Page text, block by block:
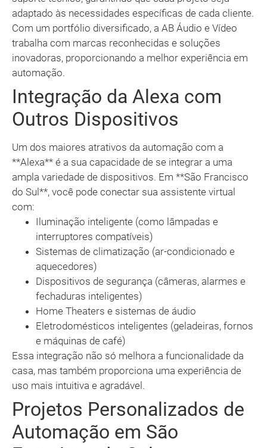
adaptado às necessidades específicas de cada cliente.
Com um portfólio diversificado, a AB Áudio e Vídeo
trabalha com marcas reconhecidas e soluções
inovadoras, proporcionando a melhor experiência em
automação.
Integração da Alexa com
Outros Dispositivos
Um dos maiores atrativos da automação com a
**Alexa** é a sua capacidade de se integrar a uma
ampla variedade de dispositivos. Em **São Francisco
do Sul**, você pode conectar sua assistente virtual
com:
Iluminação inteligente (como lâmpadas e
interruptores compatíveis)
Sistemas de climatização (ar-condicionado e
aquecedores)
Dispositivos de segurança (câmeras, alarmes e
fechaduras inteligentes)
Home Theaters e sistemas de áudio
Eletrodomésticos inteligentes (geladeiras, fornos
e máquinas de café)
Essa integração não só melhora a funcionalidade da
casa, mas também proporciona uma experiência de
uso mais intuitiva e agradável.
Projetos Personalizados de
Automação em São